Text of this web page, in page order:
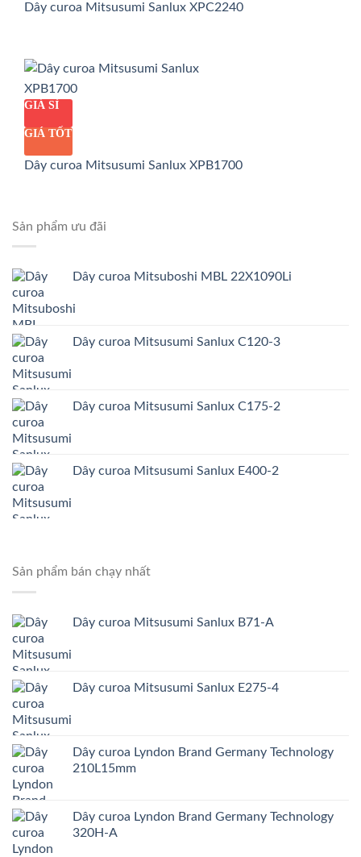
Dây curoa Mitsusumi Sanlux XPC2240
GIÁ SỈ
GIÁ TỐT
Dây curoa Mitsusumi Sanlux XPB1700
Sản phẩm ưu đãi
Dây curoa Mitsuboshi MBL 22X1090Li
Dây curoa Mitsusumi Sanlux C120-3
Dây curoa Mitsusumi Sanlux C175-2
Dây curoa Mitsusumi Sanlux E400-2
Sản phẩm bán chạy nhất
Dây curoa Mitsusumi Sanlux B71-A
Dây curoa Mitsusumi Sanlux E275-4
Dây curoa Lyndon Brand Germany Technology
210L15mm
Dây curoa Lyndon Brand Germany Technology
320H-A